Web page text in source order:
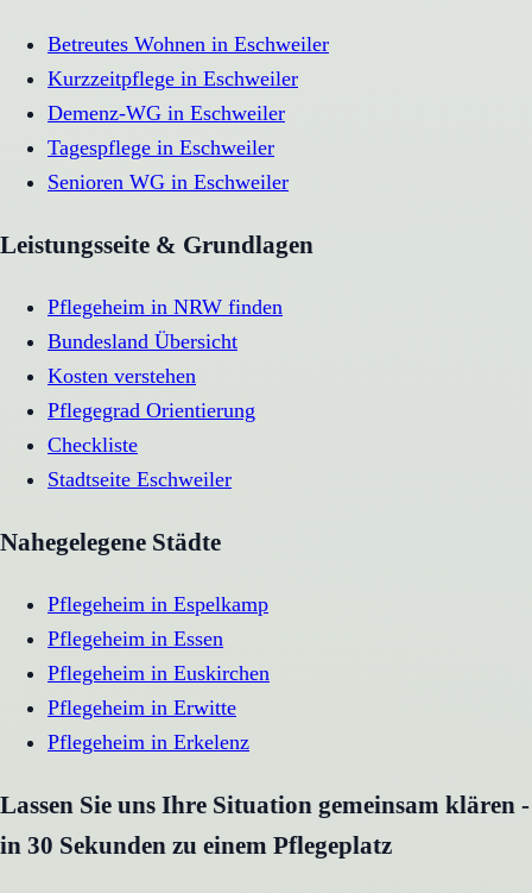
Betreutes Wohnen in Eschweiler
Kurzzeitpflege in Eschweiler
Demenz-WG in Eschweiler
Tagespflege in Eschweiler
Senioren WG in Eschweiler
Leistungsseite & Grundlagen
Pflegeheim in NRW finden
Bundesland Übersicht
Kosten verstehen
Pflegegrad Orientierung
Checkliste
Stadtseite Eschweiler
Nahegelegene Städte
Pflegeheim in Espelkamp
Pflegeheim in Essen
Pflegeheim in Euskirchen
Pflegeheim in Erwitte
Pflegeheim in Erkelenz
Lassen Sie uns Ihre Situation gemeinsam klären -
in 30 Sekunden zu einem Pflegeplatz